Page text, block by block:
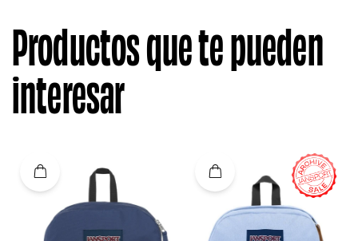
Productos que te pueden
interesar